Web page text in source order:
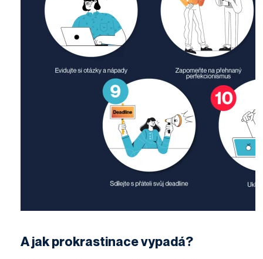
A jak prokrastinace vypadá?